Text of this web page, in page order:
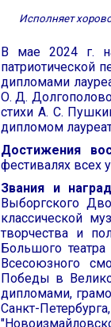
Исполняет
В мае 2024 г.
патриотической
дипломами
О. Д.
стихи А. С.
дипломом
Достижения
фестивалях всех
Звания и
Выборгского
классической
творчества и
Большого
Всесоюзного
Победы в
дипломами,
Санкт-